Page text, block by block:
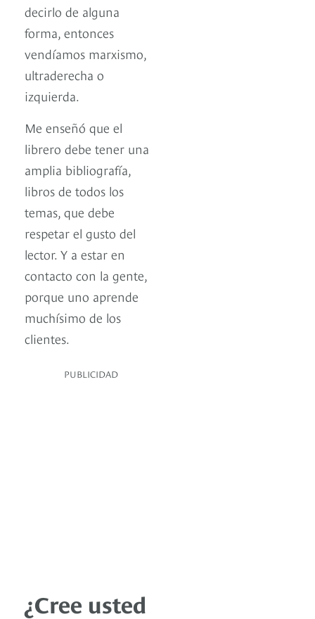
decirlo de alguna
forma, entonces
vendíamos marxismo,
ultraderecha o
izquierda.
Me enseñó que el
librero debe tener una
amplia bibliografía,
libros de todos los
temas, que debe
respetar el gusto del
lector. Y a estar en
contacto con la gente,
porque uno aprende
muchísimo de los
clientes.
PUBLICIDAD
¿Cree usted